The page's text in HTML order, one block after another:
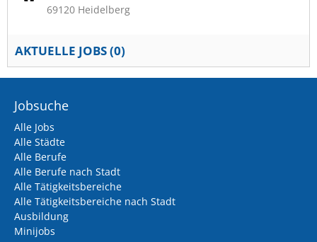
69120 Heidelberg
AKTUELLE JOBS (0)
Jobsuche
Alle Jobs
Alle Städte
Alle Berufe
Alle Berufe nach Stadt
Alle Tätigkeitsbereiche
Alle Tätigkeitsbereiche nach Stadt
Ausbildung
Minijobs